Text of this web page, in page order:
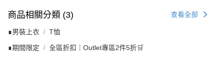
商品相關分類 (3) 查看全部
∎男裝上衣 T恤
∎期間限定 全區折扣｜Outlet專區2件5折🛒